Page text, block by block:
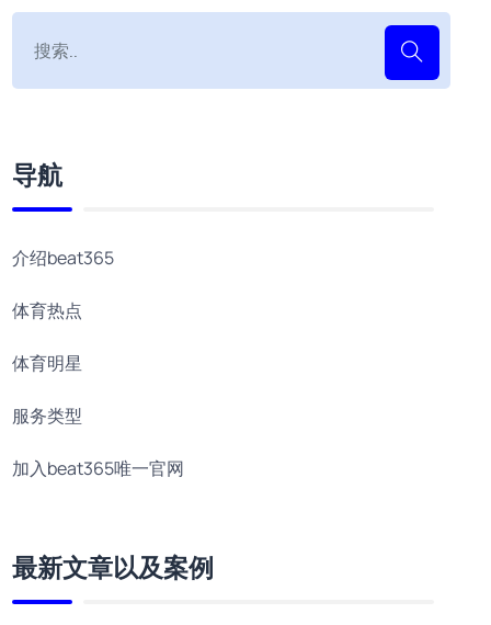
导航
介绍beat365
体育热点
体育明星
服务类型
加入beat365唯一官网
最新文章以及案例